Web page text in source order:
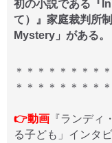
初の小説である『
て）』家庭裁判所
Mystery」がある。
＊＊＊＊＊＊＊＊
＊＊＊＊＊＊＊＊
👉動画 『ランデ
る子ども」インタ